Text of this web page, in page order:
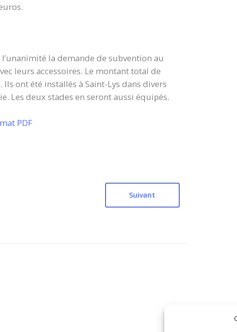
la demande de subvention au
leurs accessoires. Le montant total de
Ils ont été installés à Saint-Lys dans divers
Les deux stades en seront aussi équipés.
PDF
Suivant